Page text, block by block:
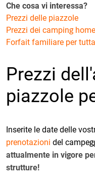
Che cosa vi interessa?
Prezzi delle piazzole
Prezzi dei camping
Forfait familiare per
Prezzi
piazzole
Inserite le date delle
prenotazioni del
attualmente in vigore
strutture!